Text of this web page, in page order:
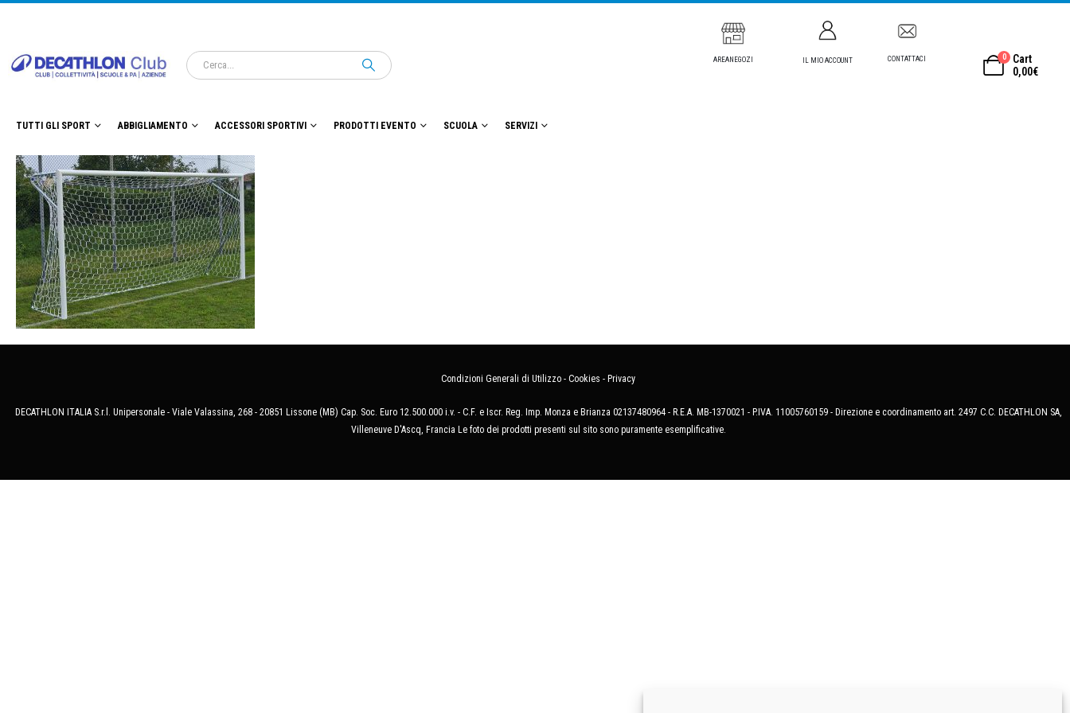
AREANEGOZI IL MIO ACCOUNT CONTATTACI 0
Cart
0,00€
TUTTI GLI SPORT ABBIGLIAMENTO ACCESSORI SPORTIVI PRODOTTI EVENTO SCUOLA SERVIZI
Condizioni Generali di Utilizzo - Cookies - Privacy
DECATHLON ITALIA S.r.l. Unipersonale - Viale Valassina, 268 - 20851 Lissone (MB) Cap. Soc. Euro 12.500.000 i.v. - C.F. e Iscr. Reg. Imp. Monza e Brianza 02137480964 - R.E.A. MB-1370021 - P.IVA. 11005760159 - Direzione e coordinamento art. 2497 C.C. DECATHLON SA,
Villeneuve D'Ascq, Francia Le foto dei prodotti presenti sul sito sono puramente esemplificative.